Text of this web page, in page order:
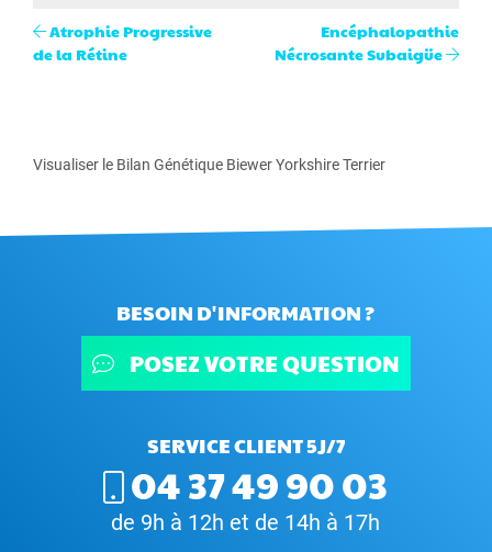
Atrophie Progressive
de la Rétine
Encéphalopathie
Nécrosante Subaigüe
Visualiser le Bilan Génétique Biewer Yorkshire Terrier
BESOIN D'INFORMATION ?
POSEZ VOTRE QUESTION
SERVICE CLIENT 5J/7
04 37 49 90 03
de 9h à 12h et de 14h à 17h